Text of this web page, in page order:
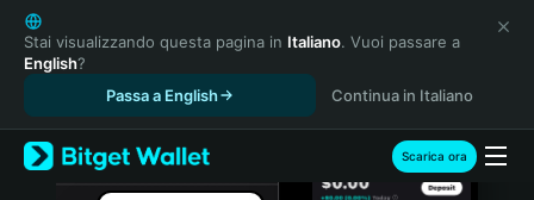
English
日本語
Tiếng Việt
Español (Latinoamérica)
Türkçe
Italiano
Stai visualizzando questa pagina in Italiano. Vuoi passare a
English?
Passa a English
Continua in Italiano
Scarica ora